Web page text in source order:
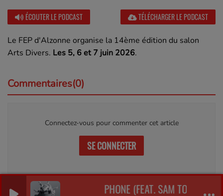
PHONE (FEAT. SAM TOMPKINS
ÉCOUTER LE PODCAST TÉLÉCHARGER LE PODCAST
Le FEP d'Alzonne organise la 14ème édition du salon
Arts Divers. Les 5, 6 et 7 juin 2026.
Commentaires(0)
Connectez-vous pour commenter cet article
SE CONNECTER